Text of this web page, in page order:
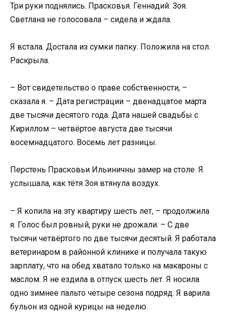
Три руки поднялись. Прасковья. Геннадий. Зоя.
Светлана не голосовала – сидела и ждала.
Я встала. Достала из сумки папку. Положила на стол.
Раскрыла.
– Вот свидетельство о праве собственности, –
сказала я. – Дата регистрации – двенадцатое марта
две тысячи десятого года. Дата нашей свадьбы с
Кириллом – четвёртое августа две тысячи
восемнадцатого. Восемь лет разницы.
Перстень Прасковьи Ильиничны замер на столе. Я
услышала, как тётя Зоя втянула воздух.
– Я копила на эту квартиру шесть лет, – продолжила
я. Голос был ровный, руки не дрожали. – С две
тысячи четвёртого по две тысячи десятый. Я работала
ветеринаром в районной клинике и получала такую
зарплату, что на обед хватало только на макароны с
маслом. Я не ездила в отпуск шесть лет. Я носила
одно зимнее пальто четыре сезона подряд. Я варила
бульон из одной курицы на неделю.